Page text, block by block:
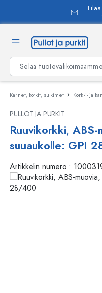
Kannet, korkit, sulkimet Korkki- ja
PULLOT JA PURKIT
Ruuvikorkki, ABS-
suuaukolle: GPI
Artikkelin numero :